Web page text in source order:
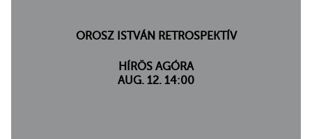
OROSZ ISTVÁN RETROSPEKTÍV
HÍRÖS AGÓRA
AUG. 12. 14:00